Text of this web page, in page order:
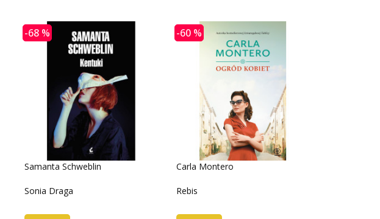
-68 %
Samanta Schweblin
Sonia Draga
-60 %
Carla Montero
Rebis